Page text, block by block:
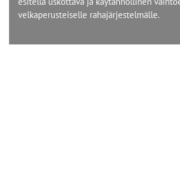
velkaperusteiselle rahajärjestelmälle.